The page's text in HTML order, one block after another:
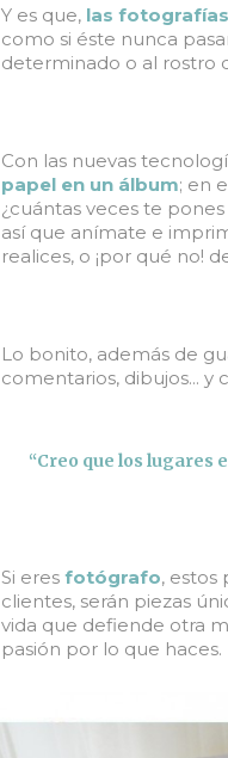
Y es que, las
como si éste nunca
determinado o al rostro
Con las nuevas
papel en un álbum; en
¿cuántas veces te
así que anímate e
realices, o ¡por qué no!
Lo bonito, además de
comentarios, dibujos... y
“Creo que los lugares
Si eresfotógrafo, estos
clientes, serán piezas
vida que defiende otra
pasión por lo que haces.